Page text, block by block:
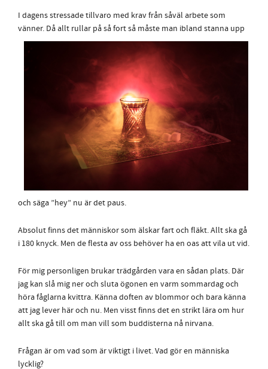
I dagens stressade tillvaro med krav från såväl arbete som
vänner. Då allt rullar på så fortså måste man ibland stanna upp
och säga ”hey” nu är det paus.
Absolut finns det människor som älskar fart och fläkt. Allt ska gå
i 180 knyck. Men de flesta av oss behöver ha en oas att vila ut vid.
För mig personligen brukar trädgården vara en sådan plats. Där
jag kan slå mig ner och sluta ögonen en varm sommardag och
höra fåglarna kvittra. Känna doften av blommor och bara känna
att jag lever här och nu. Men visst finns det en strikt lära om hur
allt ska gå till om man vill som buddisterna nå nirvana.
Frågan är om vad som är viktigt i livet. Vad gör en människa
lycklig?